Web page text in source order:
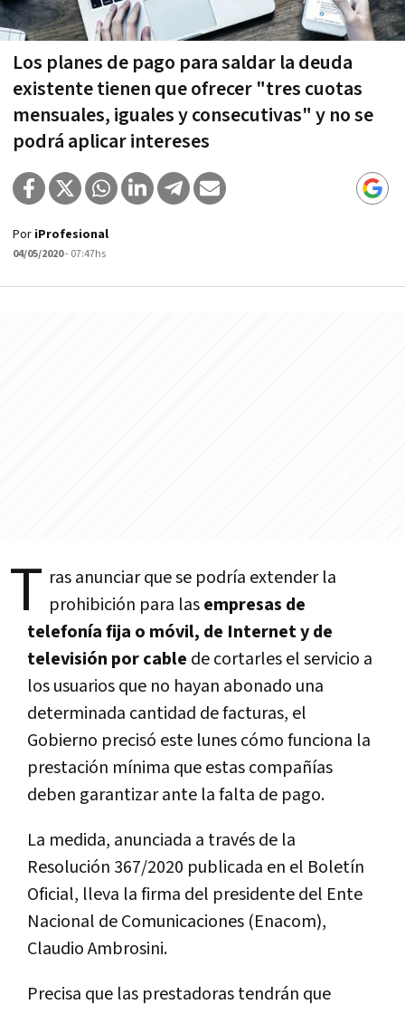
Los planes de pago para saldar la deuda
existente tienen que ofrecer "tres cuotas
mensuales, iguales y consecutivas" y no se
podrá aplicar intereses
Por iProfesional
04/05/2020- 07:47hs
T ras anunciar que se podría extender la
prohibición para lasempresas de
telefonía fija o móvil, de Internet y de
televisión por cable de cortarles el servicio a
los usuarios que no hayan abonado una
determinada cantidad de facturas, el
Gobierno precisó este lunes cómo funciona la
prestación mínima que estas compañías
deben garantizar ante la falta de pago.
La medida, anunciada a través de la
Resolución 367/2020 publicada en el Boletín
Oficial, lleva la firma del presidente del Ente
Nacional de Comunicaciones (Enacom),
Claudio Ambrosini.
Precisa que las prestadoras tendrán que